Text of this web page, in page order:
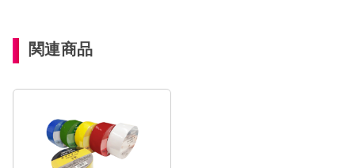
関連商品